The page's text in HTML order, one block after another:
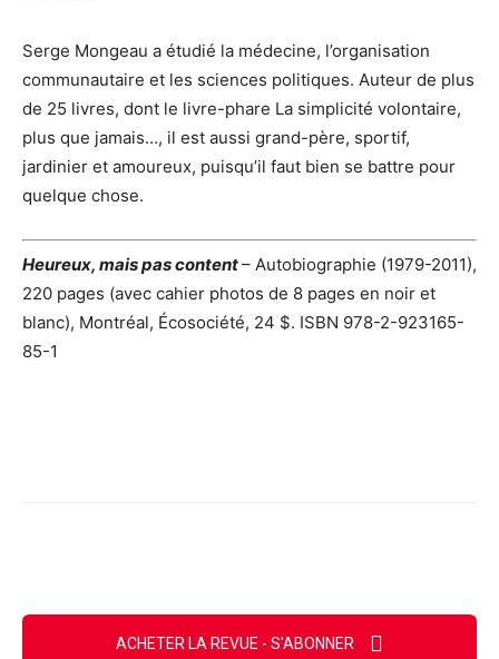
Serge Mongeau a étudié la médecine, l’organisation
communautaire et les sciences politiques. Auteur de plus
de 25 livres, dont le livre-phare La simplicité volontaire,
plus que jamais…, il est aussi grand-père, sportif,
jardinier et amoureux, puisqu’il faut bien se battre pour
quelque chose.
Heureux, mais pas content– Autobiographie (1979-2011),
220 pages (avec cahier photos de 8 pages en noir et
blanc), Montréal, Écosociété, 24 $. ISBN 978-2-923165-
85-1
ACHETER LA REVUE - S'ABONNER